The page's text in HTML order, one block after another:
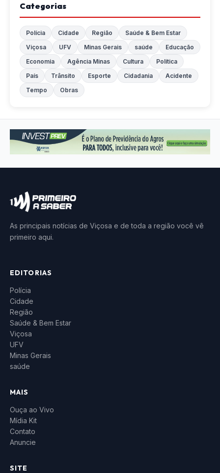
Categorias
Polícia Cidade Região
Saúde & Bem Estar
Viçosa
UFV Minas Gerais saúde
Educação
Economia
Agência Minas Cultura
Política
País
Trânsito Esporte Cidadania
Acidente
Tempo
Obras
As principais notícias de Viçosa e de toda a região você vê
primeiro aqui.
EDITORIAS
Polícia
Cidade
Região
Saúde & Bem Estar
Viçosa
UFV
Minas Gerais
saúde
MAIS
Ouça ao Vivo
Mídia Kit
Contato
Anuncie
SITE